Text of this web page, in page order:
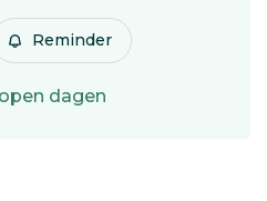
Reminder
dagen